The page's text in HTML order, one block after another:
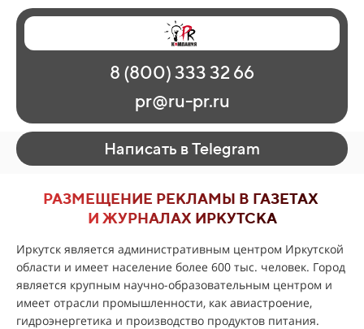
Главная
Наши работы
О рекламе
Регионы
Контакты
8 (800) 333 32 66
pr@ru-pr.ru
Написать в Telegram
РАЗМЕЩЕНИЕ РЕКЛАМЫ В ГАЗЕТАХ
И ЖУРНАЛАХ ИРКУТСКА
Иркутск является административным центром Иркутской
области и имеет население более 600 тыс. человек. Город
является крупным научно-образовательным центром и
имеет отрасли промышленности, как авиастроение,
гидроэнергетика и производство продуктов питания.